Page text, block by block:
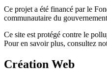
Ce projet a été financé par le
communautaire du
Ce site est protégé contre le
Pour en savoir plus, consultez
Création Web